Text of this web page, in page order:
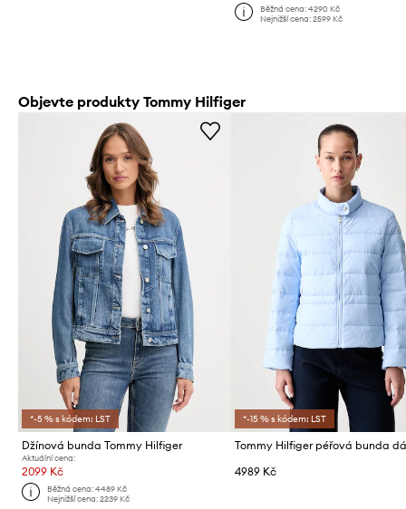
Běžná cena: 4290 Kč
Nejnižší cena: 2599 Kč
Objevte produkty Tommy Hilfiger
*-5 % s kódem: LST
Džínová bunda Tommy Hilfiger
Aktuální cena:
2099 Kč
Běžná cena:4489 Kč
Nejnižší cena:2239 Kč
*-15 % s kódem: LST
Tommy Hilfiger péřová bunda
4989 Kč